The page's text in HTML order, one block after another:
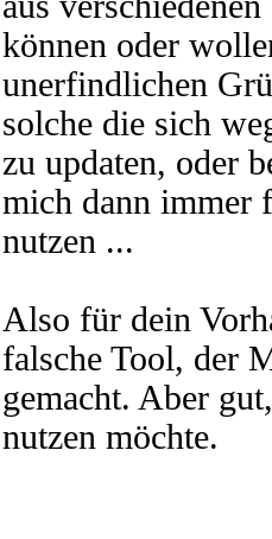
können oder
unerfindlichen
solche die sich
zu updaten, oder
mich dann immer
nutzen ...
Also für dein
falsche Tool, der
gemacht. Aber
nutzen möchte.